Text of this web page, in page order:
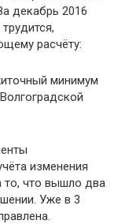
декабрь 2016
расчёту:
минимум
изменения
то, что вышло два
Уже в 3